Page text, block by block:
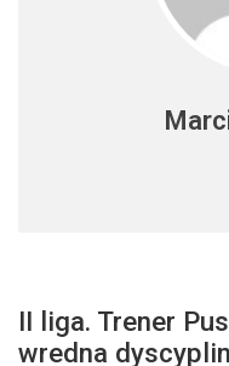
II liga. Trener
wredna